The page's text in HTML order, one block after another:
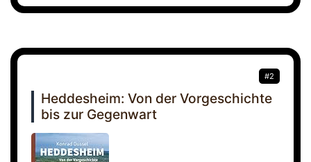
#2
Heddesheim: Von der Vorgeschichte
bis zur Gegenwart